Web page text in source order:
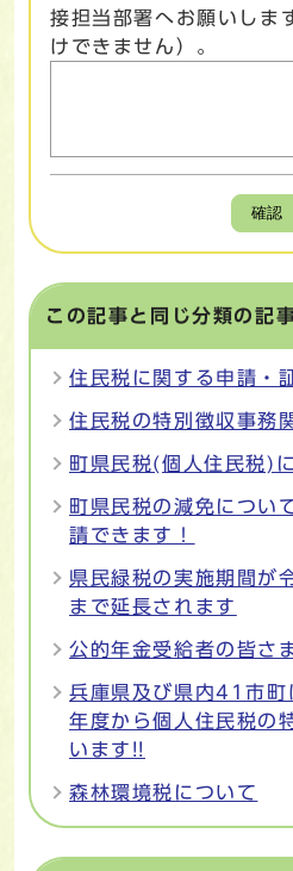
接担当部署へお願いしま
けできません）。
確認
この記事と同じ分類の記
住民税に関する申請・
住民税の特別徴収事務
町県民税(個人住民税)
町県民税の減免につ
請できます！
県民緑税の実施期間
まで延長されます
公的年金受給者の皆さ
兵庫県及び県内41市
年度から個人住民税の
います!!
森林環境税について